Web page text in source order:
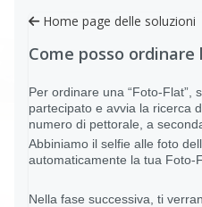
Home page delle soluzioni
Come posso ordinare
Per ordinare una “Foto-Flat”,
partecipato e avvia la ricerca
numero di pettorale, a
Abbiniamo il selfie alle foto
automaticamente la tua Foto-
Nella fase successiva, ti